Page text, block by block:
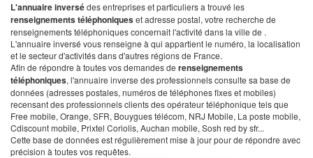
L'annuaire inversédes entreprises et particuliers a trouvé les
renseignements téléphoniqueset adresse postal, votre recherche de
renseignements téléphoniques concernait l'activité dans la ville de .
L'annuaire inversé vous renseigne à qui appartient le numéro, la localisation
et le secteur d'activités dans d'autres régions de France.
Afin de répondre à toutes vos demandes de renseignements
téléphoniques, l'annuaire inverse des professionnels consulte sa base de
données (adresses postales, numéros de téléphones fixes et mobiles)
recensant des professionnels clients des opérateur téléphonique tels que
Free mobile, Orange, SFR, Bouygues télécom, NRJ Mobile, La poste mobile,
Cdiscount mobile, Prixtel Coriolis, Auchan mobile, Sosh red by sfr...
Cette base de données est régulièrement mise à jour pour de répondre avec
précision à toutes vos requêtes.